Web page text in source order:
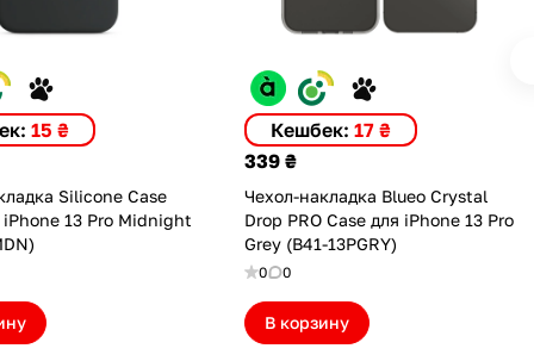
15 ₴
Silicone Case
iPhone 13 Pro Midnight
Кешбек: 17 ₴
339 ₴
Чехол-накладка Blueo Crystal
Drop PRO Case для iPhone 13 Pro
Grey (B41-13PGRY)
0 0
В корзину